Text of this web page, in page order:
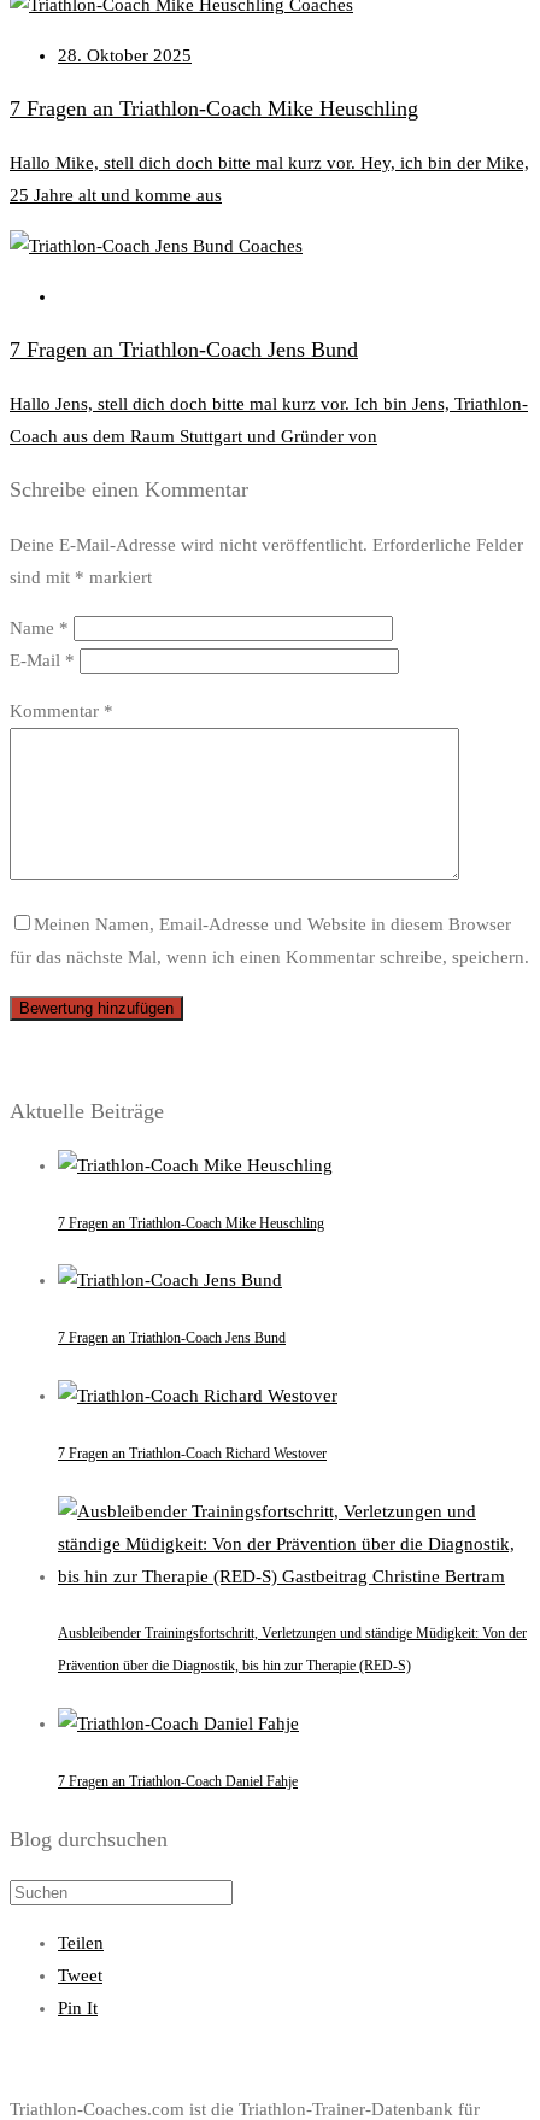
Coaches
28. Oktober 2025
7 Fragen an Triathlon-Coach Mike Heuschling
Hallo Mike, stell dich doch bitte mal kurz vor. Hey, ich bin der Mike,
25 Jahre alt und komme aus
Coaches
7 Fragen an Triathlon-Coach Jens Bund
Hallo Jens, stell dich doch bitte mal kurz vor. Ich bin Jens, Triathlon-
Coach aus dem Raum Stuttgart und Gründer von
Schreibe einen Kommentar
Deine E-Mail-Adresse wird nicht veröffentlicht. Erforderliche Felder
sind mit * markiert
Name *
E-Mail *
Kommentar *
Meinen Namen, Email-Adresse und Website in diesem Browser
für das nächste Mal, wenn ich einen Kommentar schreibe, speichern.
Aktuelle Beiträge
7 Fragen an Triathlon-Coach Mike Heuschling
7 Fragen an Triathlon-Coach Jens Bund
7 Fragen an Triathlon-Coach Richard Westover
Ausbleibender Trainingsfortschritt, Verletzungen und ständige Müdigkeit: Von der
Prävention über die Diagnostik, bis hin zur Therapie (RED-S)
7 Fragen an Triathlon-Coach Daniel Fahje
Blog durchsuchen
Teilen
Tweet
Pin It
Triathlon-Coaches.com ist die Triathlon-Trainer-Datenbank für